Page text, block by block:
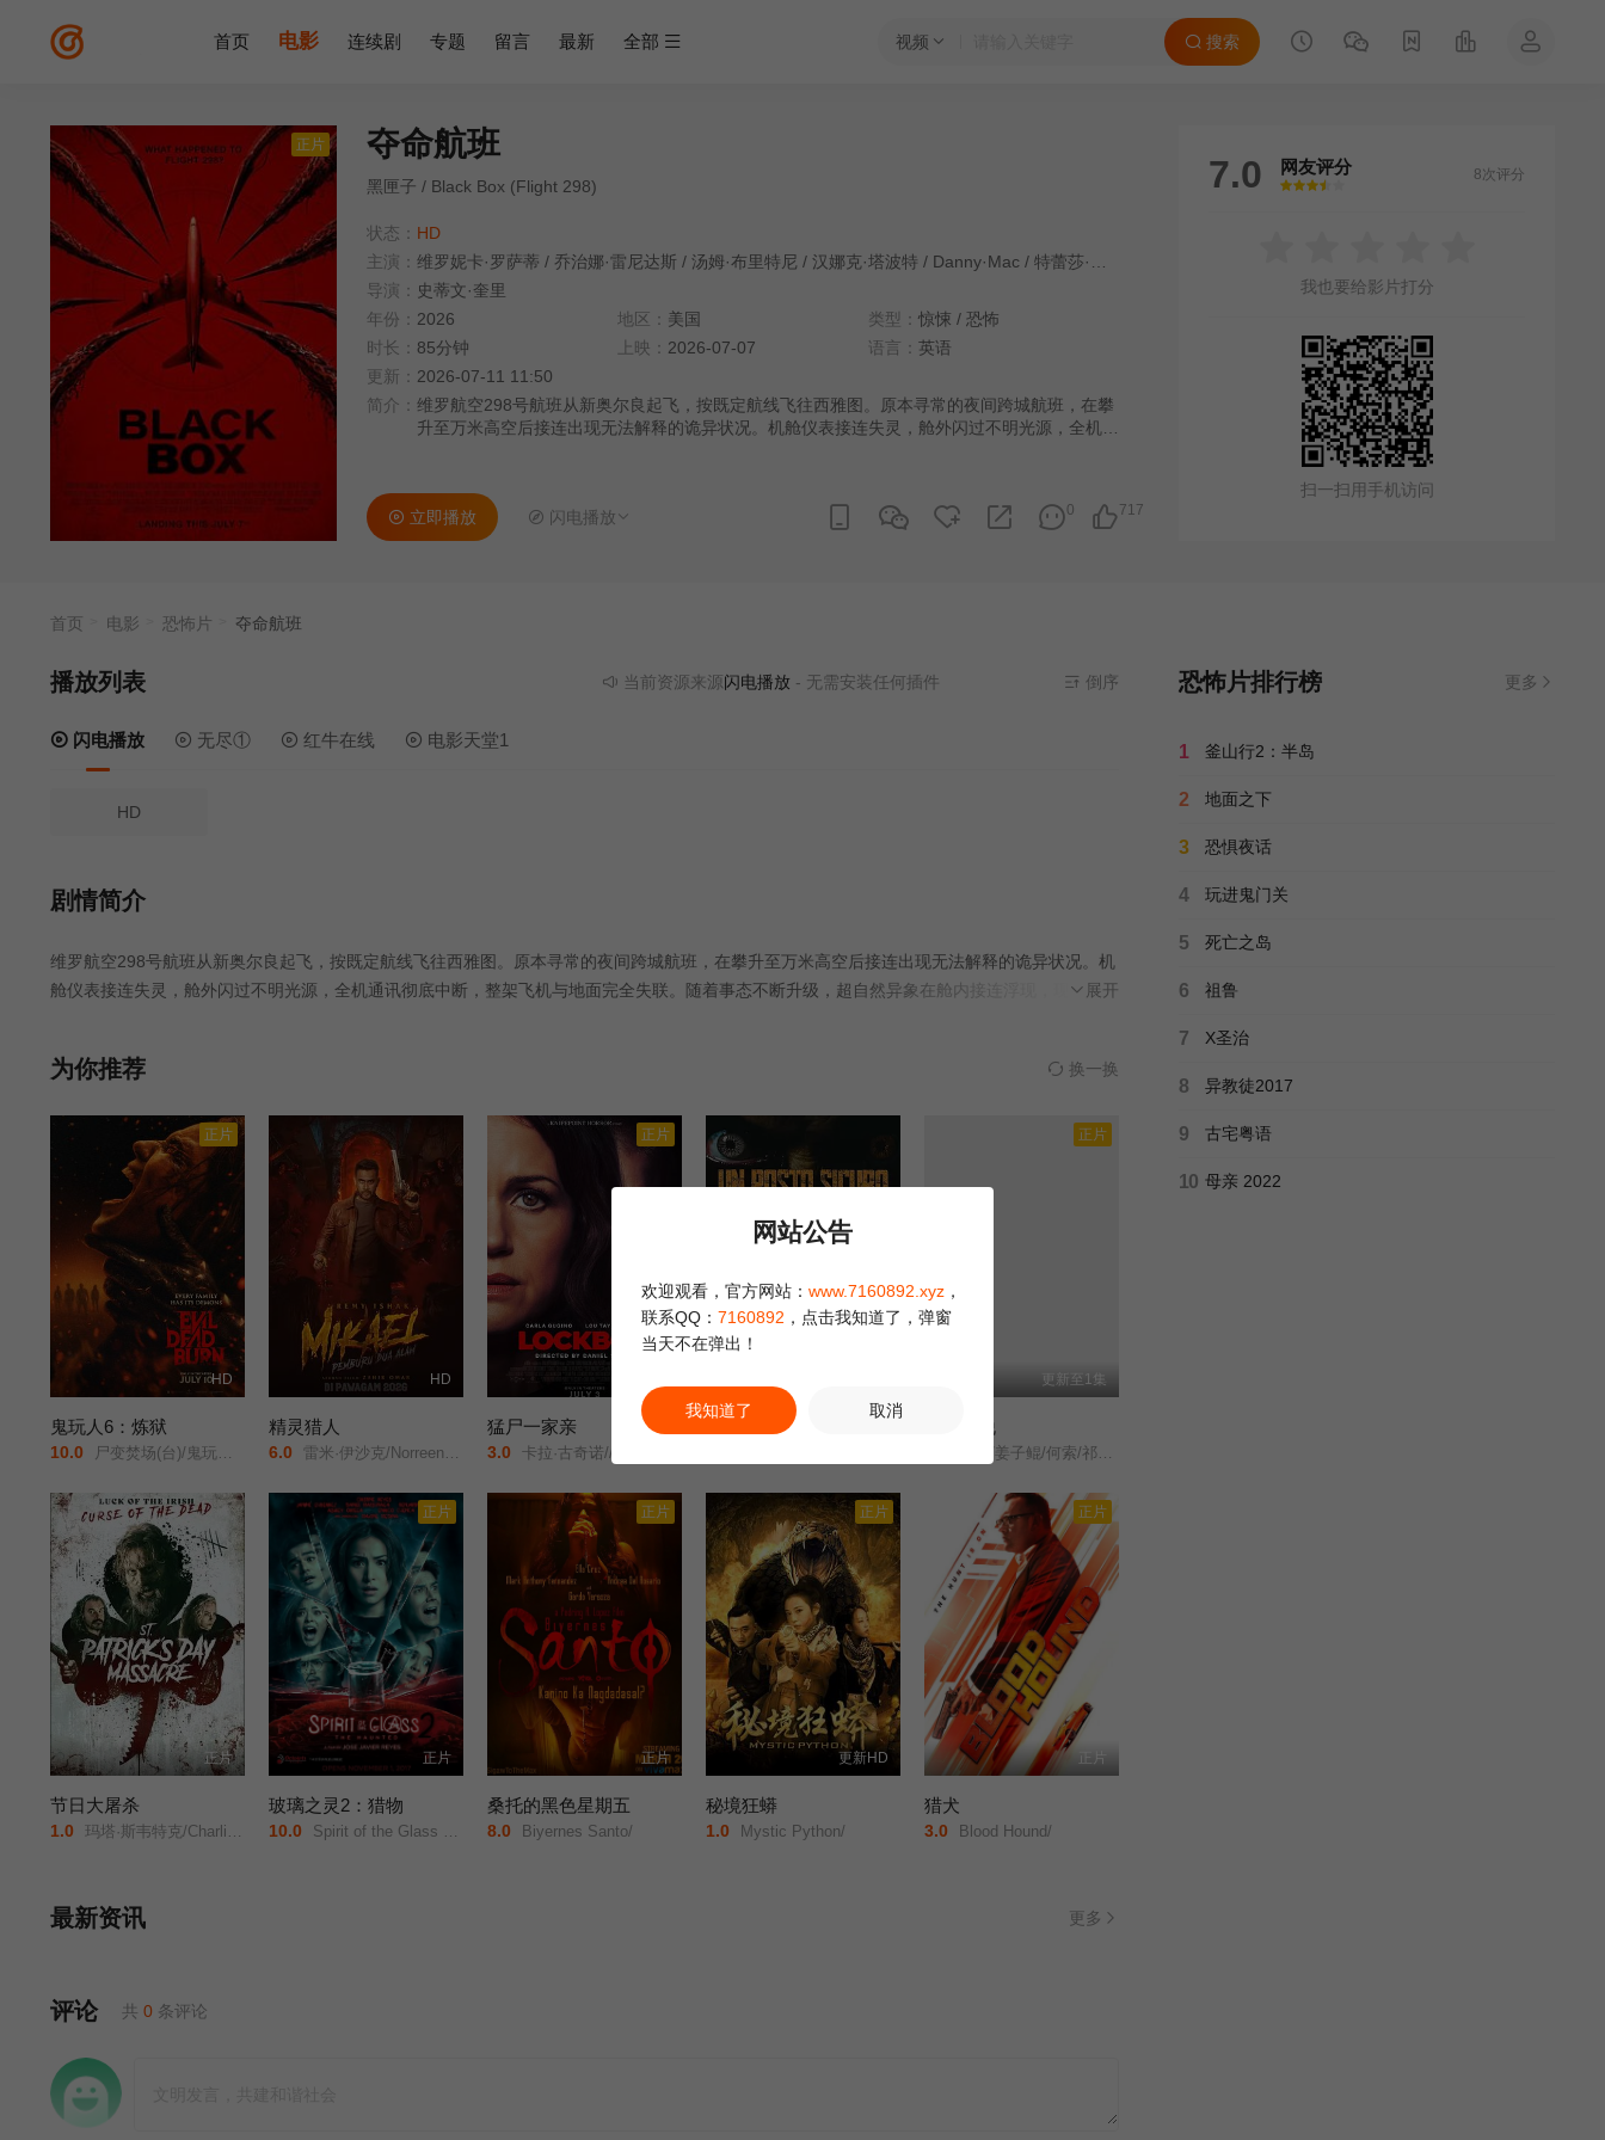
视频 搜索
首页 电影 连续剧 专题 留言 最新 全部
正片 夺命航班
黑匣子 / Black Box (Flight 298)
状态： HD
主演： 维罗妮卡·罗萨蒂 / 乔治娜·雷尼达斯 / 汤姆·布里特尼 / 汉娜克·塔波特 / Danny·Mac / 特蕾莎·森登·加西亚
导演： 史蒂文·奎里
年份： 2026 地区： 美国 类型： 惊悚 / 恐怖
时长： 85分钟 上映： 2026-07-07 语言： 英语
更新： 2026-07-11 11:50
简介： 维罗航空298号航班从新奥尔良起飞，按既定航线飞往西雅图。原本寻常的夜间跨城航班，在攀
升至万米高空后接连出现无法解释的诡异状况。机舱仪表接连失灵，舱外闪过不明光源，全机通
在完全孤立无援的绝境中，一边对抗接连失控的机舱系统，一边直面步步紧逼的未知威胁，在狭
窄的机舱里争夺一线生机。
717
0
立即播放 闪电播放
7.0 网友评分
很差
较差还行推荐力荐
8次评分
我也要给影片打分
扫一扫用手机访问
首页 电影 恐怖片 夺命航班
播放列表 当前资源来源闪电播放- 无需安装任何插件 倒序
闪电播放 无尽① 红牛在线 电影天堂1
HD
剧情简介
维罗航空298号航班从新奥尔良起飞，按既定航线飞往西雅图。原本寻常的夜间跨城航班，在攀升至万米高空后接连出现无法解释的诡异状况。机
舱仪表接连失灵，舱外闪过不明光源，全机通讯彻底中断，整架飞机与地面完全失联。随着事态不断升级，超自然异象在舱内接连浮现，现实与展开
为你推荐 换一换
正片
HD
鬼玩人6：炼狱
10.0 尸变焚场(台)/鬼玩人6：燃烧/鬼玩人崛起衍生电影/
HD
精灵猎人
6.0 雷米·伊沙克/Norreen/Iman/
正片
猛尸一家亲
3.0 卡拉·古奇诺///凯瑟琳·伊莎贝尔///卢·泰勒·普奇///唐纳德·沙利斯///凯文·麦克纳尔蒂// Jason William Day //杰森·麦金农///罗曼·金赛拉///杰卡·博尚// Darcey Johnson / Aedan Edwards / Lee Tichon / Kenny Wood-Schatz/
正片
更新至1集
密室逃脱
王婷/姜子鲲/何索/祁圣翰/张珊珊/
正片
节日大屠杀
1.0 玛塔·斯韦特克/Charlie/Bond/
正片
正片
玻璃之灵2：猎物
10.0 Spirit of the Glass 2: The Hunted/
正片
正片
桑托的黑色星期五
8.0 Biyernes Santo/
正片
更新HD
秘境狂蟒
1.0 Mystic Python/
正片
正片
猎犬
3.0 Blood Hound/
最新资讯 更多
评论 共 0 条评论
恐怖片排行榜 更多
1 釜山行2：半岛
2 地面之下
3 恐惧夜话
4 玩进鬼门关
5 死亡之岛
6 祖鲁
7 X圣治
8 异教徒2017
9 古宅粤语
10 母亲 2022
网站公告
欢迎观看，官方网站： www.7160892.xyz ，
联系QQ： 7160892 ，点击我知道了，弹窗
当天不在弹出！
我知道了 取消